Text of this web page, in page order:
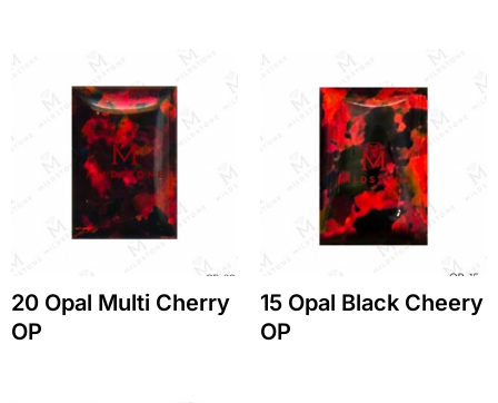
20 Opal Multi Cherry
OP
15 Opal Black Cheery
OP